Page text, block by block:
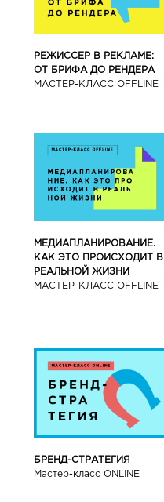
РЕЖИССЕР В РЕКЛАМЕ:
ОТ БРИФА ДО РЕНДЕРА
МАСТЕР-КЛАСС OFFLINE
МЕДИАПЛАНИРОВАНИЕ.
КАК ЭТО ПРОИСХОДИТ В
РЕАЛЬНОЙ ЖИЗНИ
МАСТЕР-КЛАСС OFFLINE
БРЕНД-СТРАТЕГИЯ
Мастер-класс ONLINE